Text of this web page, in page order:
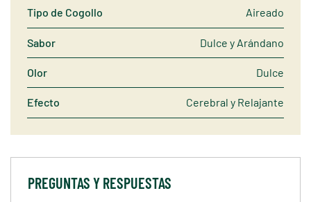
Tipo de Cogollo Aireado
Sabor Dulce y Arándano
Olor Dulce
Efecto Cerebral y Relajante
PREGUNTAS Y RESPUESTAS